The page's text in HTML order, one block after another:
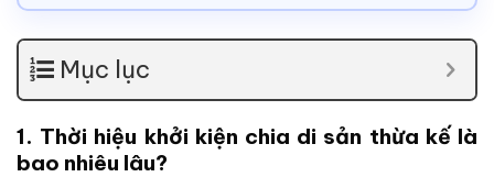
Mục lục
1. Thời hiệu khởi kiện chia di sản thừa kế là
bao nhiêu lâu?